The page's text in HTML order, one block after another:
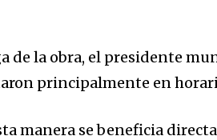
de la obra, el presidente
principalmente en
manera se beneficia